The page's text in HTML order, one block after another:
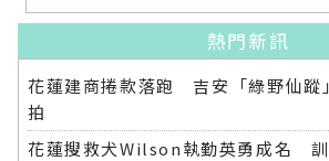
熱門新訊
花蓮建商捲款落跑 吉安「綠野仙蹤
拍
花蓮搜救犬Wilson執勤英勇成名 訓